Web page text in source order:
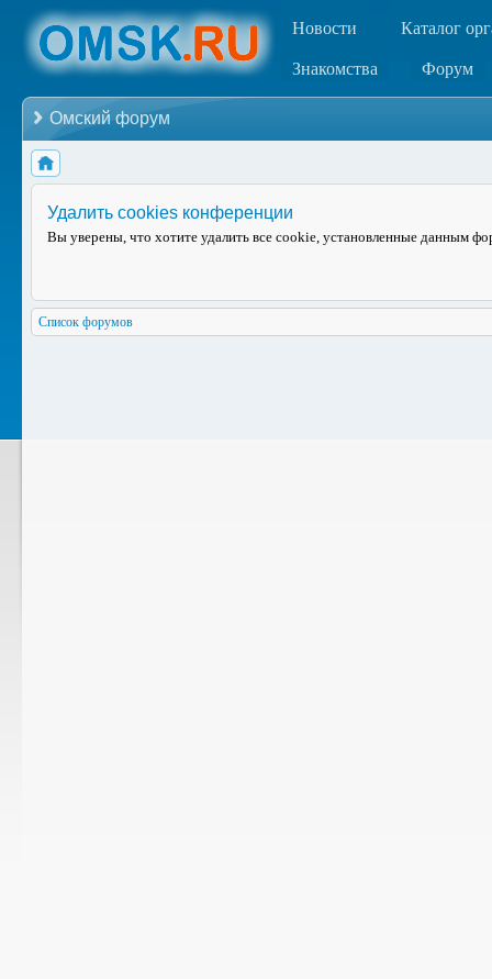
Новости Каталог
Знакомства Форум
Омский форум
Удалить cookies конференции
Вы уверены, что хотите удалить все cookie, установленные данным
Список форумов